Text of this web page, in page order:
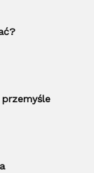
przemyśle